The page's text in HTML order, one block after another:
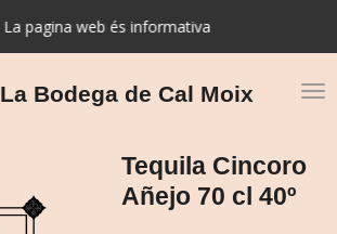
La Bodega de Cal Moix
La pagina web és informativa
Tequila Cincoro
Añejo 70 cl 40º